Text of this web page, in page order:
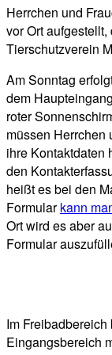
Herrchen und
vor Ort
Tierschutzverein
Am Sonntag
dem
roter
müssen Herrchen
ihre Kontaktdaten
den
heißt es bei den
Formularkann
Ort wird es aber
Formular
Im
Eingangsbereich